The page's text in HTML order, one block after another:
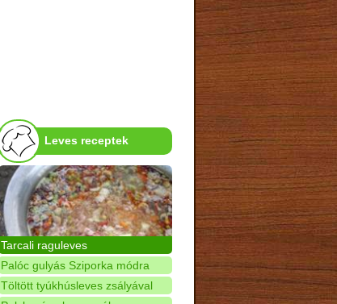
Leves receptek
Tarcali raguleves
Palóc gulyás Sziporka módra
Töltött tyúkhúsleves zsályával